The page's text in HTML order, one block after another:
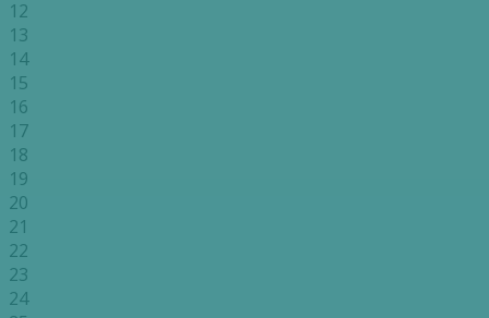
12
13
14
15
16
17
18
19
20
21
22
23
24